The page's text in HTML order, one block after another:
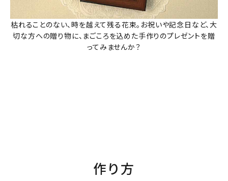
枯れることのない、時を越えて残る花束。お祝いや記念日など、大
切な方への贈り物に、まごころを込めた手作りのプレゼントを贈
ってみませんか？
作り方